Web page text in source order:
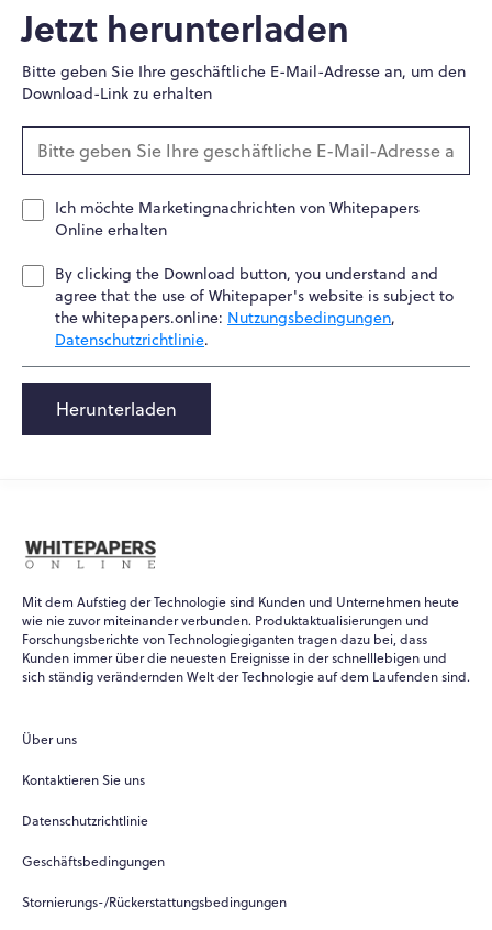
Jetzt herunterladen
Bitte geben Sie Ihre geschäftliche E-Mail-Adresse an, um den
Download-Link zu erhalten
Ich möchte Marketingnachrichten von Whitepapers
Online erhalten
By clicking the Download button, you understand and
agree that the use of Whitepaper's website is subject to
the whitepapers.online: Nutzungsbedingungen,
Datenschutzrichtlinie.
Herunterladen
Mit dem Aufstieg der Technologie sind Kunden und Unternehmen heute
wie nie zuvor miteinander verbunden. Produktaktualisierungen und
Forschungsberichte von Technologiegiganten tragen dazu bei, dass
Kunden immer über die neuesten Ereignisse in der schnelllebigen und
sich ständig verändernden Welt der Technologie auf dem Laufenden sind.
Über uns
Kontaktieren Sie uns
Datenschutzrichtlinie
Geschäftsbedingungen
Stornierungs-/Rückerstattungsbedingungen